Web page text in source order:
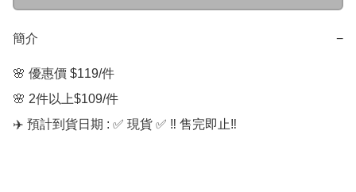
簡介 −
🌸 優惠價 $119/件
🌸 2件以上$109/件
✈️ 預計到貨日期 : ✅ 現貨 ✅ ‼️ 售完即止‼️